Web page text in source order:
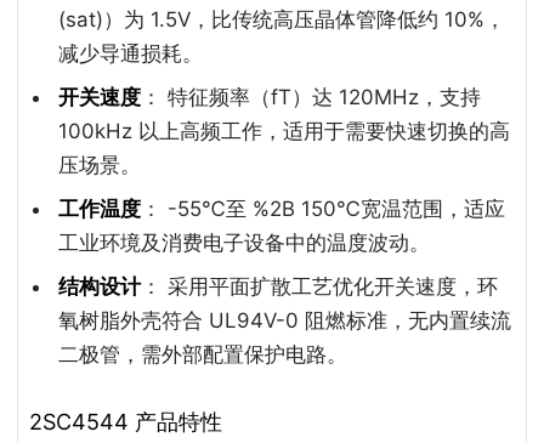
(sat)）为 1.5V，比传统高压晶体管降低约 10%，
减少导通损耗。
开关速度： 特征频率（fT）达 120MHz，支持
100kHz 以上高频工作，适用于需要快速切换的高
压场景。
工作温度： -55℃至 %2B 150℃宽温范围，适应
工业环境及消费电子设备中的温度波动。
结构设计： 采用平面扩散工艺优化开关速度，环
氧树脂外壳符合 UL94V-0 阻燃标准，无内置续流
二极管，需外部配置保护电路。
2SC4544 产品特性